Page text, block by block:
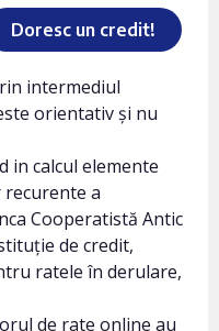
Doresc un credit!
intermediul
orientativ și nu
in calcul elemente
a
Cooperatistă Antic
de credit,
ratele în derulare,
de rate online au